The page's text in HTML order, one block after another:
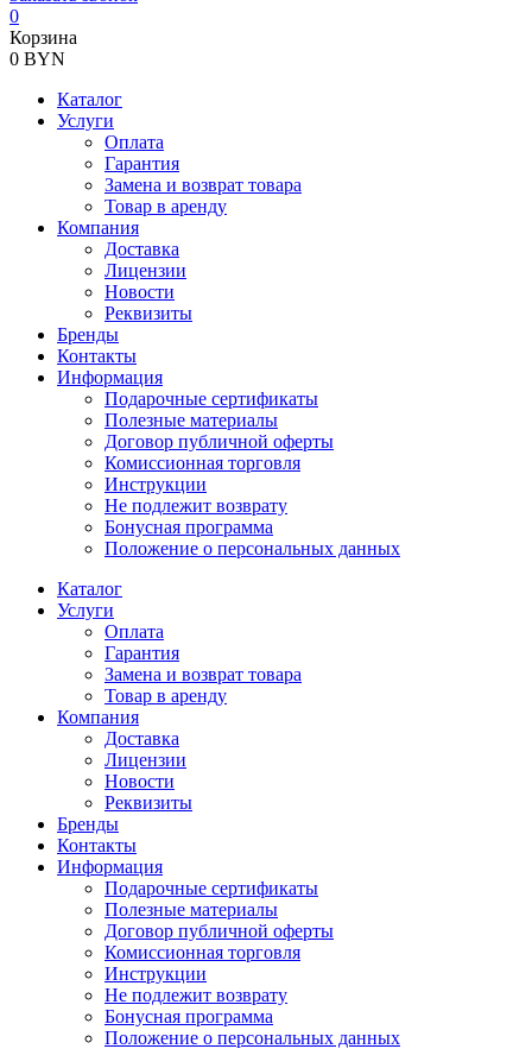
0
Корзина
0 BYN
Каталог
Услуги
Оплата
Гарантия
Замена и возврат товара
Товар в аренду
Компания
Доставка
Лицензии
Новости
Реквизиты
Бренды
Контакты
Информация
Подарочные сертификаты
Полезные материалы
Договор публичной оферты
Комиссионная торговля
Инструкции
Не подлежит возврату
Бонусная программа
Положение о персональных данных
Каталог
Услуги
Оплата
Гарантия
Замена и возврат товара
Товар в аренду
Компания
Доставка
Лицензии
Новости
Реквизиты
Бренды
Контакты
Информация
Подарочные сертификаты
Полезные материалы
Договор публичной оферты
Комиссионная торговля
Инструкции
Не подлежит возврату
Бонусная программа
Положение о персональных данных